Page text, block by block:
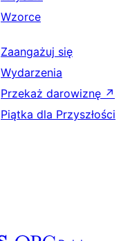
Wzorce
Zaangażuj się
Wydarzenia
Przekaż darowiznę ↗
Piątka dla Przyszłości